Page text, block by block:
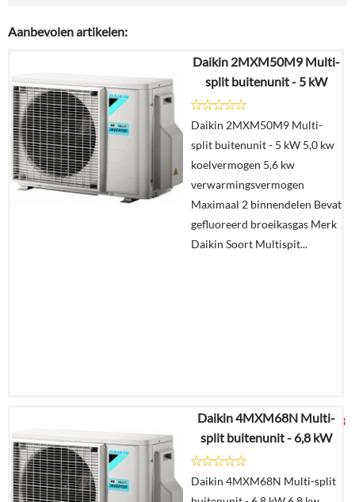
Aanbevolen artikelen:
Daikin 2MXM50M9 Multi-
split buitenunit - 5 kW
Daikin 2MXM50M9 Multi-
split buitenunit - 5 kW 5,0 kw
koelvermogen 5,6 kw
verwarmingsvermogen
Maximaal 2 binnendelen Bevat
gefluoreerd broeikasgas Merk
Daikin Soort Multispit...
€ 2.883,43
Daikin 4MXM68N Multi-
split buitenunit - 6,8 kW
Daikin 4MXM68N Multi-split